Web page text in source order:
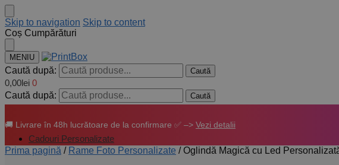
Skip to navigation Skip to content
Coș Cumpărături
MENIU
Caută după: Caută
0,00lei 0
Caută după:
Caută
Cadouri Personalizate
🚚 Livrare în 48h lucrătoare de la confirmare ✅ –> Vezi detalii
Prima pagină / Rame Foto Personalizate /Oglindă Magică cu Led